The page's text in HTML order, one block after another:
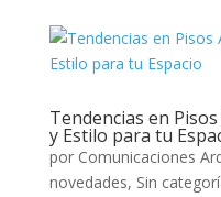
Tendencias en
y Estilo para tu
por Comunicaciones
novedades, Sin